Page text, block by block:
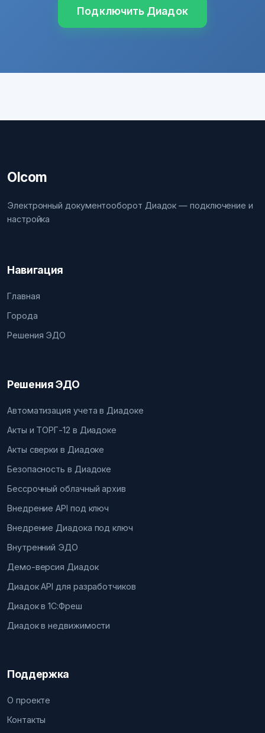
Подключить Диадок
Olcom
Электронный документооборот Диадок — подключение и
настройка
Навигация
Главная
Города
Решения ЭДО
Решения ЭДО
Автоматизация учета в Диадоке
Акты и ТОРГ-12 в Диадоке
Акты сверки в Диадоке
Безопасность в Диадоке
Бессрочный облачный архив
Внедрение API под ключ
Внедрение Диадока под ключ
Внутренний ЭДО
Демо-версия Диадок
Диадок API для разработчиков
Диадок в 1С:Фреш
Диадок в недвижимости
Поддержка
О проекте
Контакты